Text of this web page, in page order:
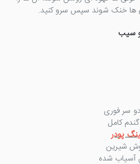
ها خنک شوند سپس سرو کنید.
سیب
پودر